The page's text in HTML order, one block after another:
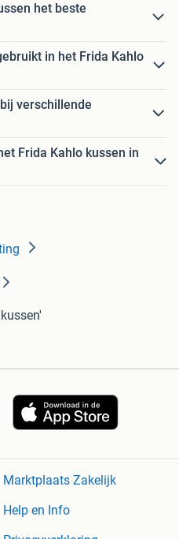
het beste
in het Frida Kahlo
verschillende
Frida Kahlo kussen in
Marktplaats Zakelijk
Help en Info